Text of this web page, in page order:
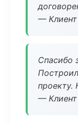
—
Спасибо
проекту.
—